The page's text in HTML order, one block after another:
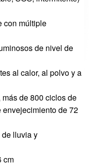
con múltiple
de nivel de
al calor, al polvo y a
de 800 ciclos de
de 72
lluvia y
cm